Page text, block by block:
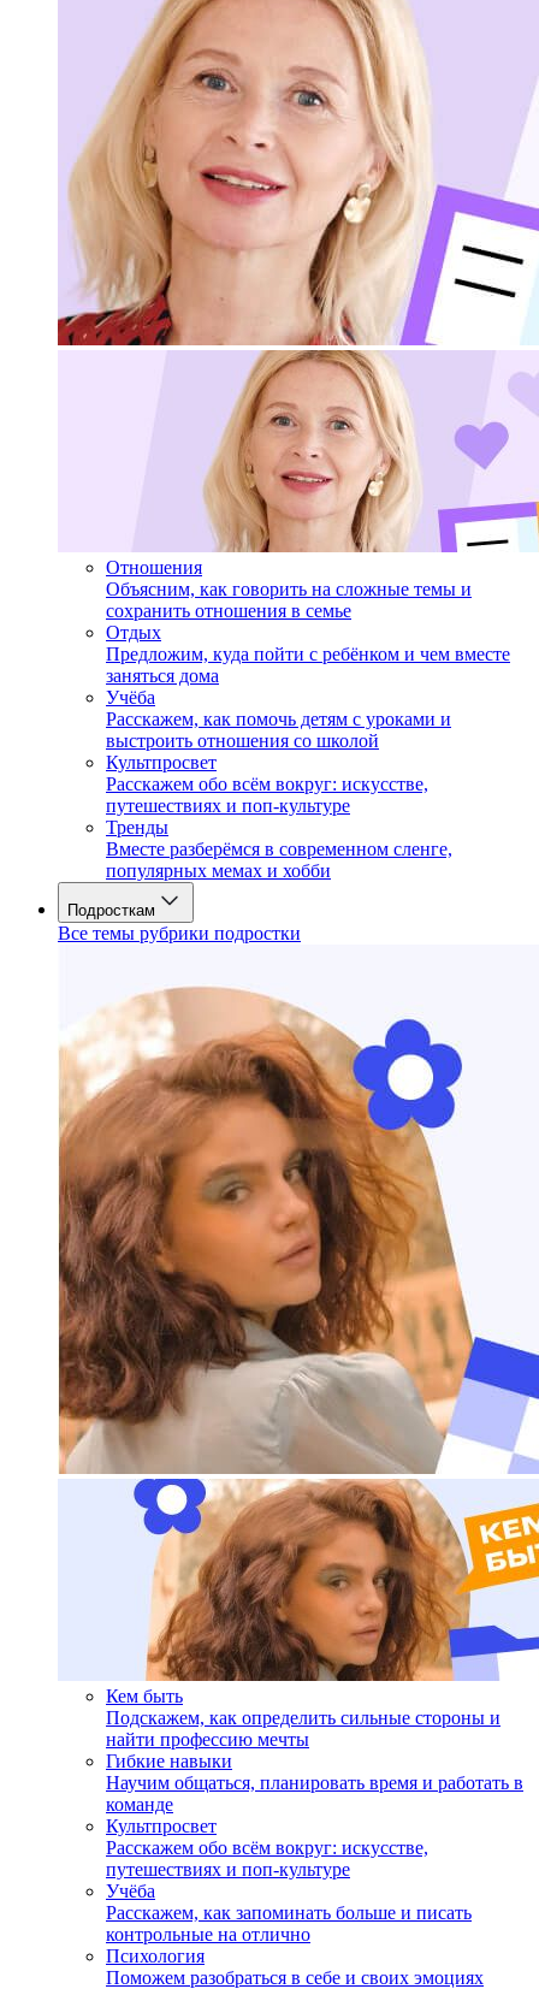
Отношения
Объясним, как говорить на сложные темы и
сохранить отношения в семье
Отдых
Предложим, куда пойти с ребёнком и чем вместе
заняться дома
Учёба
Расскажем, как помочь детям с уроками и
выстроить отношения со школой
Культпросвет
Расскажем обо всём вокруг: искусстве,
путешествиях и поп-культуре
Тренды
Вместе разберёмся в современном сленге,
популярных мемах и хобби
Подросткам
Все темы рубрики подростки
Кем быть
Подскажем, как определить сильные стороны и
найти профессию мечты
Гибкие навыки
Научим общаться, планировать время и работать в
команде
Культпросвет
Расскажем обо всём вокруг: искусстве,
путешествиях и поп-культуре
Учёба
Расскажем, как запоминать больше и писать
контрольные на отлично
Психология
Поможем разобраться в себе и своих эмоциях